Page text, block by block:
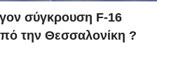
σύγκρουση F-16
την Θεσσαλονίκη ?